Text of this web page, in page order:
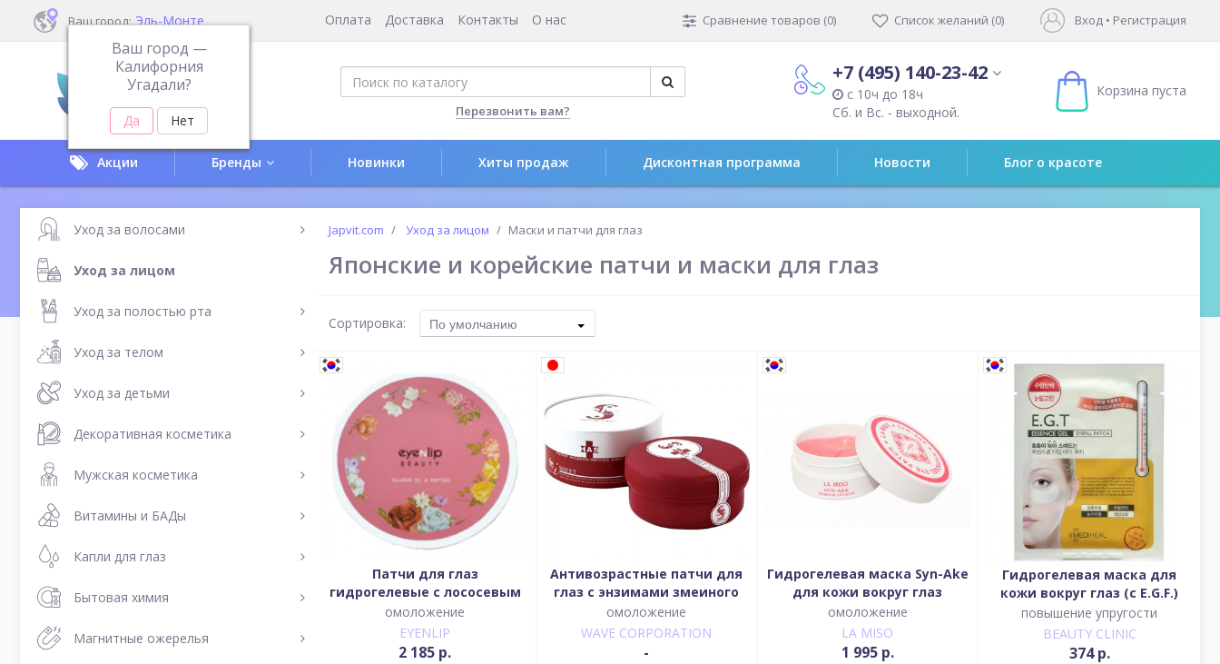
Ваш город: Эль-Монте
Ваш город —
Калифорния
Угадали?
Оплата Доставка Контакты О нас Сравнение товаров (0) Список желаний (0) Вход • Регистрация
Перезвонить вам?
+7 (495) 140-23-42
с 10ч до 18ч
Сб. и Вс. - выходной.
Корзина пуста
Акции Бренды Новинки Хиты продаж Дисконтная программа Новости Блог о красоте
Уход за волосами
Уход за лицом
Уход за полостью рта
Уход за телом
Уход за детьми
Декоративная косметика
Мужская косметика
Витамины и БАДы
Капли для глаз
Бытовая химия
Магнитные ожерелья
Japvit.com Уход за лицом Маски и патчи для глаз
Японские и корейские патчи и маски для глаз
Сортировка: По умолчанию
Патчи для глаз
гидрогелевые с лососевым
маслом и пептидами
SALMON OIL & PEPTIDE
HYDROGEL EYE PATCH
омоложение
EYENLIP
2 185 р.
Антивозрастные патчи для
глаз с энзимами змеиного
яда Spa Treatment
омоложение
WAVE CORPORATION
-
Гидрогелевая маска Syn-Ake
для кожи вокруг глаз
омоложение
LA MISO
1 995 р.
Гидрогелевая маска для
кожи вокруг глаз (с E.G.F.)
повышение упругости
BEAUTY CLINIC
374 р.